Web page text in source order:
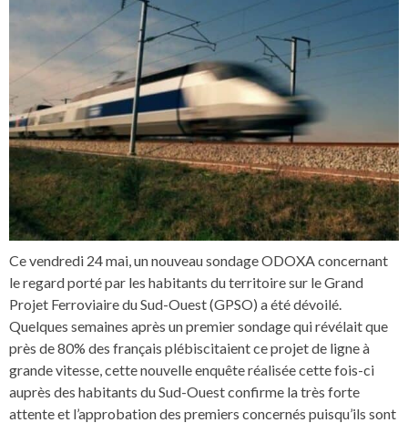
Ce vendredi 24 mai, un nouveau sondage ODOXA concernant
le regard porté par les habitants du territoire sur le Grand
Projet Ferroviaire du Sud-Ouest (GPSO) a été dévoilé.
Quelques semaines après un premier sondage qui révélait que
près de 80% des français plébiscitaient ce projet de ligne à
grande vitesse, cette nouvelle enquête réalisée cette fois-ci
auprès des habitants du Sud-Ouest confirme la très forte
attente et l’approbation des premiers concernés puisqu’ils sont